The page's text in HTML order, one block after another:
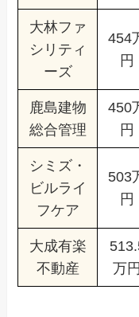
大林ファ
シリティ
ーズ
454
円
鹿島建物
総合管理
450
円
シミズ・
ビルライ
フケア
503
円
大成有楽
不動産
万円